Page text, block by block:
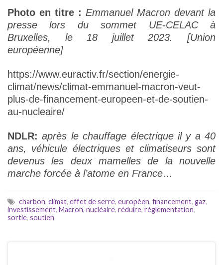
Photo en titre : Emmanuel Macron devant la
presse lors du sommet UE-CELAC à
Bruxelles, le 18 juillet 2023. [Union
européenne]
https://www.euractiv.fr/section/energie-
climat/news/climat-emmanuel-macron-veut-
plus-de-financement-europeen-et-de-soutien-
au-nucleaire/
NDLR: après le chauffage électrique il y a 40
ans, véhicule électriques et climatiseurs sont
devenus les deux mamelles de la nouvelle
marche forcée à l’atome en France…
charbon, climat, effet de serre, européen, financement, gaz,
investissement, Macron, nucléaire, réduire, réglementation,
sortie, soutien